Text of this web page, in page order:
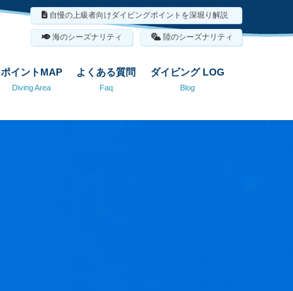
ポイントMAP
Diving Area
よくある質問
Faq
ダイビング LOG
Blog
自慢の上級者向けダイビングポイントを深堀り解説
海のシーズナリティ 陸のシーズナリティ